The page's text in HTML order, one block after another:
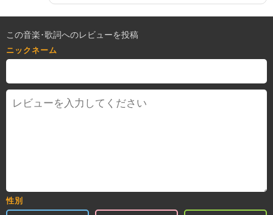
この音楽･歌詞へのレビューを投稿
ニックネーム
性別